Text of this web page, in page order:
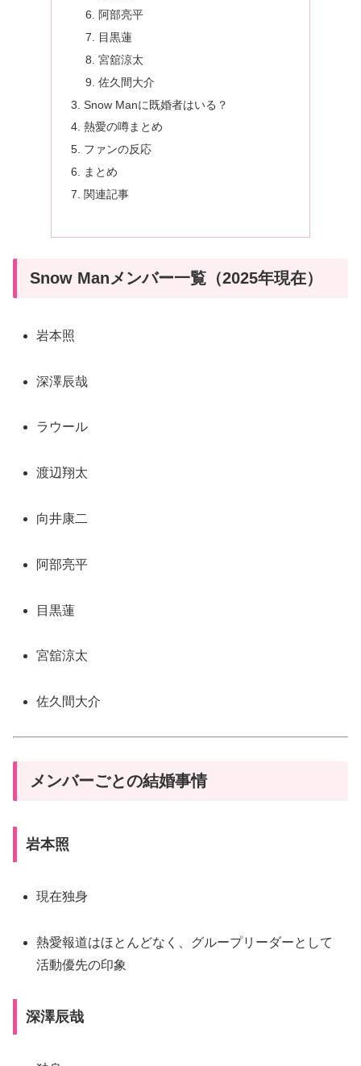
阿部亮平
目黒蓮
宮舘涼太
佐久間大介
Snow Manに既婚者はいる？
熱愛の噂まとめ
ファンの反応
まとめ
関連記事
Snow Manメンバー一覧（2025年現在）
岩本照
深澤辰哉
ラウール
渡辺翔太
向井康二
阿部亮平
目黒蓮
宮舘涼太
佐久間大介
メンバーごとの結婚事情
岩本照
現在独身
熱愛報道はほとんどなく、グループリーダーとして
活動優先の印象
深澤辰哉